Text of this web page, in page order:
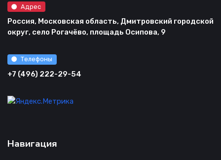
Адрес
Россия, Московская область, Дмитровский городской
округ, село Рогачёво, площадь Осипова, 9
Телефоны
+7 (496) 222-29-54
Навигация